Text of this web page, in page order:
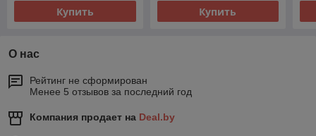
Купить Купить
О нас
Рейтинг не сформирован
Менее 5 отзывов за последний год
Компания продает на Deal.by